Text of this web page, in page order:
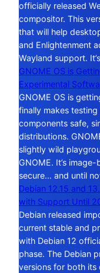
officially released
compositor. This
that will help
and Enlightenment
Wayland support.
GNOME OS is
Experimental
GNOME OS is
finally makes
components safe,
distributions.
slightly wild
GNOME. It’s
secure… and until
Debian 12.15 and
with Support Until
Debian released
current stable and
with Debian 12
phase. The Debian
versions for both its